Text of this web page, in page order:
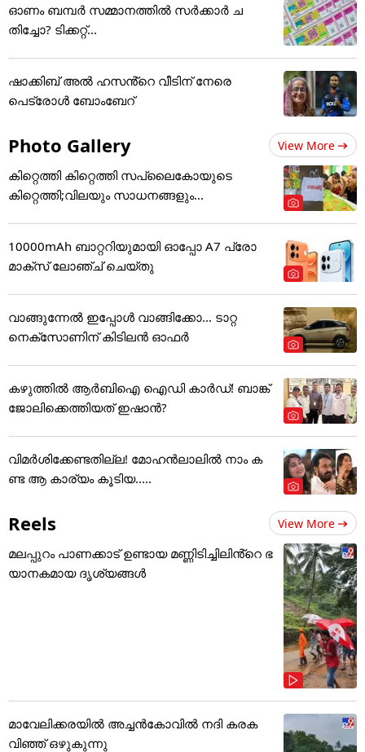
ഓണം ബമ്പര്‍ സമ്മാനത്തില്‍ സര്‍ക്കാര്‍ ച
തിച്ചോ? ടിക്കറ്റ്...
ഷാക്കിബ് അൽ ഹസൻ്റെ വീടിന് നേരെ
പെട്രോൾ ബോംബേറ്
Photo Gallery View More
കിറ്റെത്തി കിറ്റെത്തി സപ്ലൈകോയുടെ
കിറ്റെത്തി;വിലയും സാധനങ്ങളും...
10000mAh ബാറ്ററിയുമായി ഓപ്പോ A7 പ്രോ
മാക്സ് ലോഞ്ച് ചെയ്തു
വാങ്ങുന്നേൽ ഇപ്പോൾ വാങ്ങിക്കോ... ടാറ്റ
നെക്സോണിന് കിടിലൻ ഓഫർ
കഴുത്തില്‍ ആര്‍ബിഐ ഐഡി കാര്‍ഡ്! ബാങ്ക്
ജോലിക്കെത്തിയത് ഇഷാന്‍?
വിമർശിക്കേണ്ടതില്ല! മോഹൻലാലിൽ നാം ക
ണ്ട ആ കാര്യം കൂടിയ.....
Reels View More
മലപ്പുറം പാണക്കാട് ഉണ്ടായ മണ്ണിടിച്ചിലിൻ്റെ ഭ
യാനകമായ ദൃശ്യങ്ങൾ
മാവേലിക്കരയിൽ അച്ചൻകോവിൽ നദി കരക
വിഞ്ഞ് ഒഴുകുന്നു